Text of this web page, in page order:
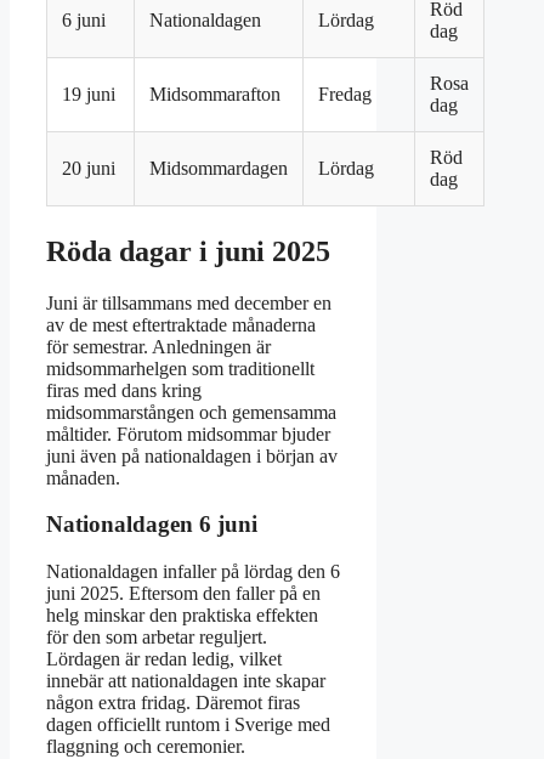
6 juni Nationaldagen Lördag
Röd
dag
19 juni Midsommarafton Fredag
Rosa
dag
20 juni Midsommardagen Lördag
Röd
dag
Röda dagar i juni 2025
Juni är tillsammans med december en
av de mest eftertraktade månaderna
för semestrar. Anledningen är
midsommarhelgen som traditionellt
firas med dans kring
midsommarstången och gemensamma
måltider. Förutom midsommar bjuder
juni även på nationaldagen i början av
månaden.
Nationaldagen 6 juni
Nationaldagen infaller på lördag den 6
juni 2025. Eftersom den faller på en
helg minskar den praktiska effekten
för den som arbetar reguljert.
Lördagen är redan ledig, vilket
innebär att nationaldagen inte skapar
någon extra fridag. Däremot firas
dagen officiellt runtom i Sverige med
flaggning och ceremonier.